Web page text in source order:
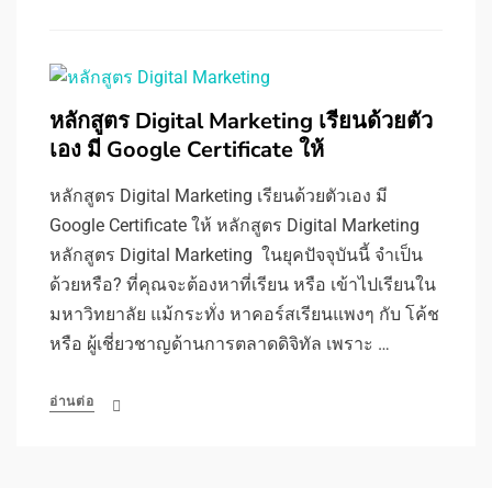
หลักสูตร Digital Marketing เรียนด้วยตัว
เอง มี Google Certificate ให้
หลักสูตร Digital Marketing เรียนด้วยตัวเอง มี
Google Certificate ให้ หลักสูตร Digital Marketing
หลักสูตร Digital Marketing ในยุคปัจจุบันนี้ จำเป็น
ด้วยหรือ? ที่คุณจะต้องหาที่เรียน หรือ เข้าไปเรียนใน
มหาวิทยาลัย แม้กระทั่ง หาคอร์สเรียนแพงๆ กับ โค้ช
หรือ ผู้เชี่ยวชาญด้านการตลาดดิจิทัล เพราะ …
อ่านต่อ